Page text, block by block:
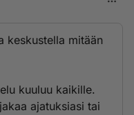
keskustella mitään
kuuluu kaikille.
ajatuksiasi tai